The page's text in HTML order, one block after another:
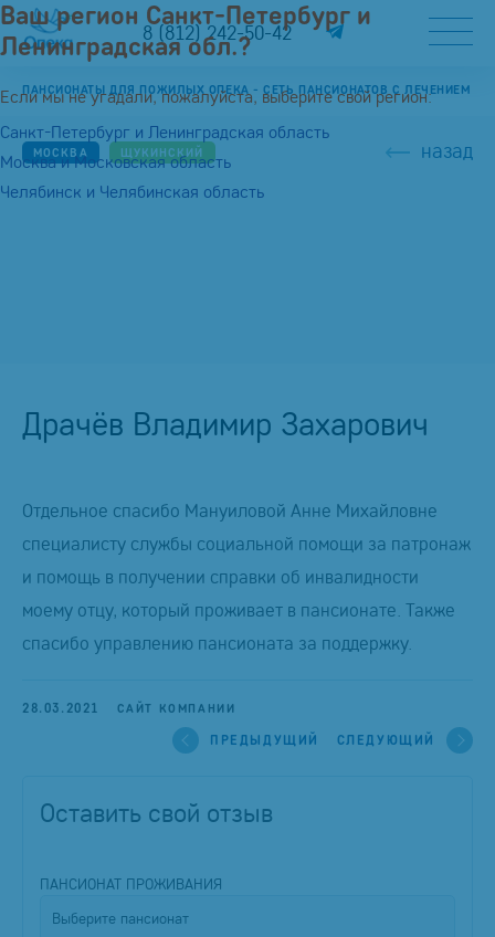
8 (812) 242-50-42
ПАНСИОНАТЫ ДЛЯ ПОЖИЛЫХ ОПЕКА - СЕТЬ ПАНСИОНАТОВ С ЛЕЧЕНИЕМ
МОСКВА ЩУКИНСКИЙ назад
Драчёв Владимир Захарович
Отдельное спасибо Мануиловой Анне Михайловне
специалисту службы социальной помощи за патронаж
и помощь в получении справки об инвалидности
моему отцу, который проживает в пансионате. Также
спасибо управлению пансионата за поддержку.
28.03.2021 САЙТ КОМПАНИИ
ПРЕДЫДУЩИЙ СЛЕДУЮЩИЙ
Оставить свой отзыв
ПАНСИОНАТ ПРОЖИВАНИЯ
Ваш регион Санкт-Петербург и
Ленинградская обл.?
Если мы не угадали, пожалуйста, выберите свой регион:
Санкт-Петербург и Ленинградская область
Москва и Московская область
Челябинск и Челябинская область